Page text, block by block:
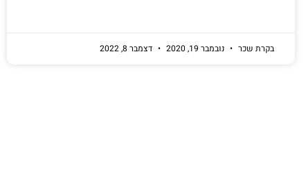
בקרת שכר נובמבר 19, 2020 דצמבר 8, 2022